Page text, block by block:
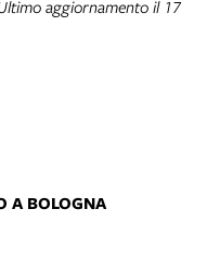
A BOLOGNA
aggiornamento il 17